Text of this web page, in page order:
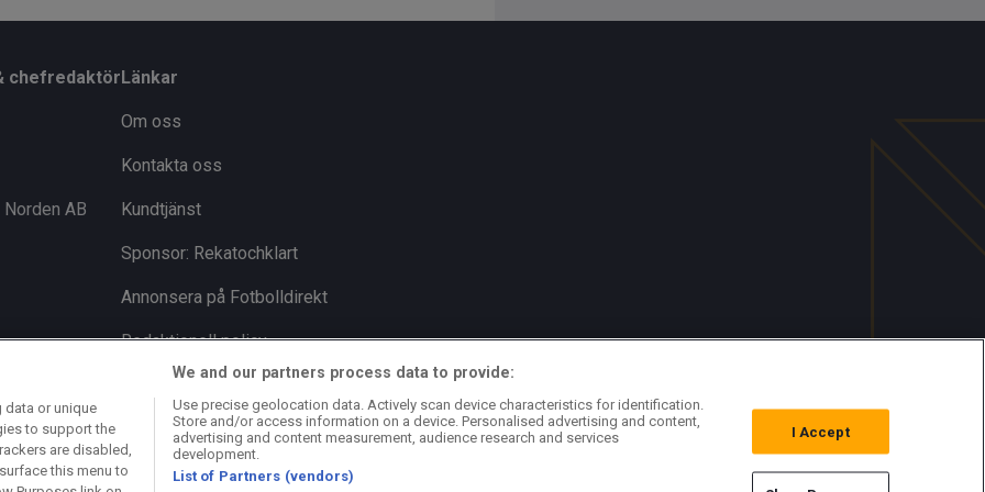
chefredaktör
AB
Länkar
Om oss
Kontakta oss
Kundtjänst
Sponsor: Rekatochklart
Annonsera på Fotbolldirekt
Redaktionell policy
Personuppgiftspolicy
Cookiepolicy
Arkiv
data or unique
to support the
are disabled,
this menu to
We and our partners process data to provide:
Use precise geolocation data. Actively scan device characteristics for identification.
Store and/or access information on a device. Personalised advertising and content,
advertising and content measurement, audience research and services
development.
List of Partners (vendors)
I Accept